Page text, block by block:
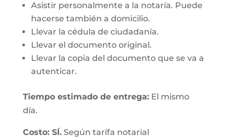
Asistir personalmente a la notaría. Puede
hacerse también a domicilio.
Llevar la cédula de ciudadanía.
Llevar el documento original.
Llevar la copia del documento que se va a
autenticar.
Tiempo estimado de entrega:El mismo
día.
Costo: SÍ.Según tarifa notarial